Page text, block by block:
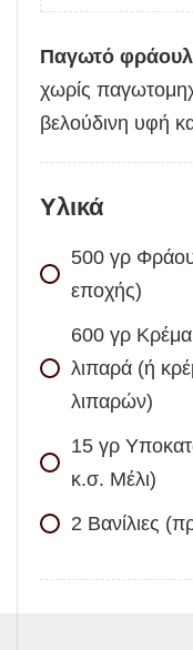
Παγωτό
χωρίς
βελούδινη υφή
Υλικά
500 γρ
εποχής)
600 γρ
λιπαρά (ή
λιπαρών)
15 γρ
κ.σ. Μέλι)
2 Βανίλιες